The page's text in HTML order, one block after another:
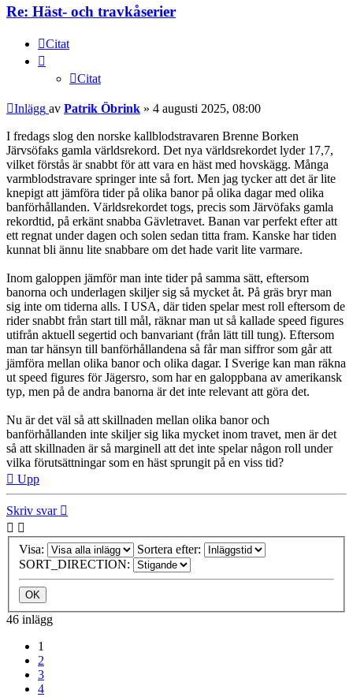
Re: Häst- och travkåserier
Citat
Citat
Inlägg av Patrik Öbrink » 4 augusti 2025, 08:00
I fredags slog den norske kallblodstravaren Brenne Borken
Järvsöfaks gamla världsrekord. Det nya världsrekordet lyder 17,7,
vilket förstås är snabbt för att vara en häst med hovskägg. Många
varmblodstravare springer inte så fort. Men jag tycker att det är lite
knepigt att jämföra tider på olika banor på olika dagar med olika
banförhållanden. Världsrekordet togs, precis som Järvöfaks gamla
rekordtid, på erkänt snabba Gävletravet. Banan var perfekt efter att
ett regnat under dagen och solen sedan titta fram. Kanske har tiden
kunnat bli ännu lite snabbare om det hade varit lite varmare.
Inom galoppen jämför man inte tider på samma sätt, eftersom
banorna och underlagen skiljer sig så mycket åt. På gräs bryr man
sig inte om tiderna alls. I USA, där tiden spelar mest roll eftersom de
rider snabbt från start till mål, räknar man ut så kallade speed figures
utifrån aktuell segertid och banvariant (från lätt till tung). Eftersom
man tar hänsyn till banförhållandena så får man siffror som går att
jämföra mellan olika banor och olika dagar. I Sverige kan man räkna
ut speed figures för Jägersro, som har en galoppbana av amerikansk
typ, men på de andra banorna är det inte relevant att göra det.
Nu är det väl så att skillnaden mellan olika banor och
banförhållanden inte skiljer sig lika mycket inom travet, men är det
så att skillnaden är så marginell att det inte spelar någon roll under
vilka förutsättningar som en häst sprungit på en viss tid?
Upp
Skriv svar
Visa:
Sortera efter:
SORT_DIRECTION:
46 inlägg
1
2
3
4